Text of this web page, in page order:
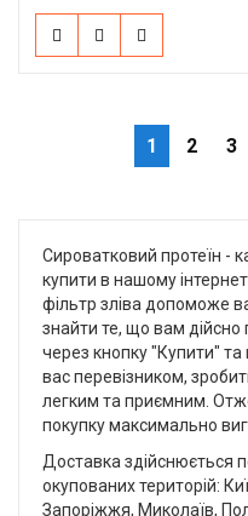
1 2 3
Сироватковий протеїн -
купити в нашому
фільтр зліва допоможе
знайти те, що вам
через кнопку "Купити"
вас перевізником,
легким та приємним.
покупку максимально
Доставка здійснюється
окупованих територій:
Запоріжжя, Миколаїв,